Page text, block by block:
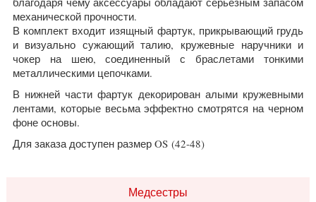
механической прочности.
В комплект входит изящный фартук, прикрывающий грудь
и визуально сужающий талию, кружевные наручники и
чокер на шею, соединенный с браслетами тонкими
металлическими цепочками.
В нижней части фартук декорирован алыми кружевными
лентами, которые весьма эффектно смотрятся на черном
фоне основы.
Для заказа доступен размер OS (42-48)
Медсестры